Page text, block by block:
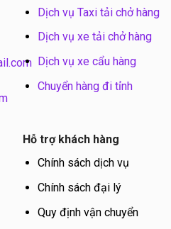
Dịch vụ Taxi tải chở hàng
Dịch vụ xe tải chở hàng
Dịch vụ xe cẩu hàng
Chuyển hàng đi tỉnh
Hỗ trợ khách hàng
Chính sách dịch vụ
Chính sách đại lý
Quy định vận chuyển